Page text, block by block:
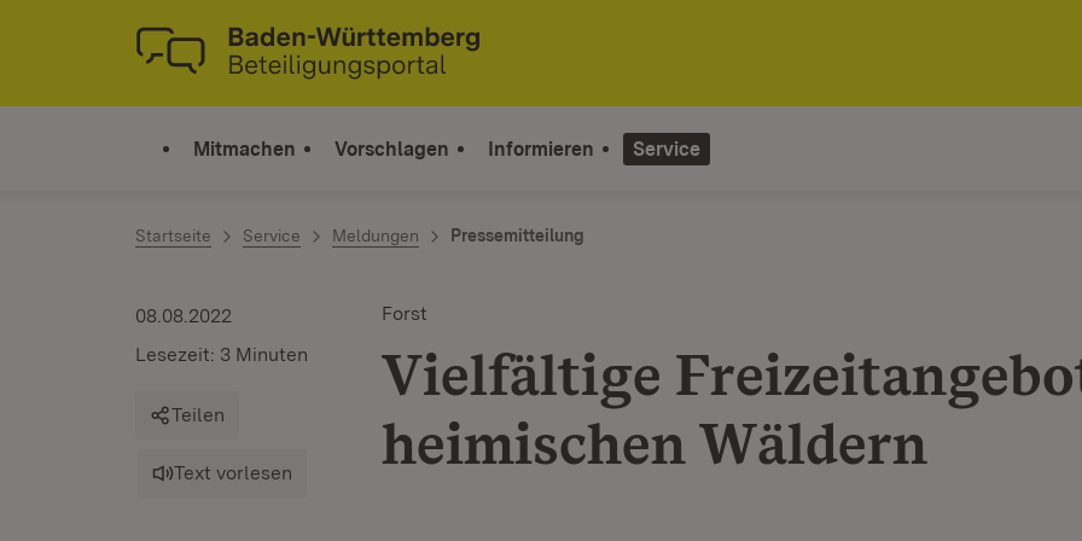
Zum Inhalt springen
Link zur Startseite
Mitmachen Vorschlagen Informieren Service
Startseite Service Meldungen Pressemitteilung
Forst
Vielfältige
heimischen Wäldern
08.08.2022
Lesezeit: 3 Minuten
Teilen
Text vorlesen